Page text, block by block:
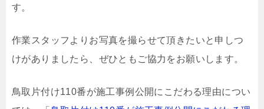
す。
作業スタッフよりお写真を撮らせて頂きたいと申しつ
けがありましたら、ぜひともご協力をお願いします。
鳥取片付け110番が施工事例公開にこだわる理由につい